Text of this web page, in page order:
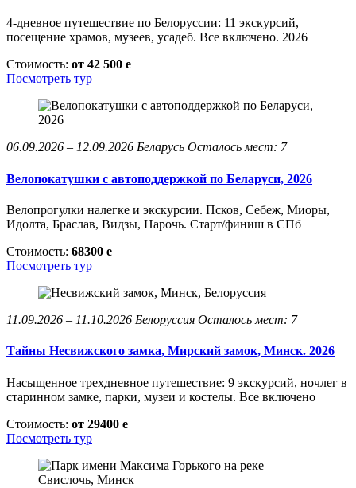
4-дневное путешествие по Белоруссии: 11 экскурсий,
посещение храмов, музеев, усадеб. Все включено. 2026
Стоимость: от 42 500 e
Посмотреть тур
06.09.2026 – 12.09.2026 Беларусь Осталось мест: 7
Велопокатушки с автоподдержкой по Беларуси, 2026
Велопрогулки налегке и экскурсии. Псков, Себеж, Миоры,
Идолта, Браслав, Видзы, Нарочь. Старт/финиш в СПб
Стоимость: 68300 e
Посмотреть тур
11.09.2026 – 11.10.2026 Белоруссия Осталось мест: 7
Тайны Несвижского замка, Мирский замок, Минск. 2026
Насыщенное трехдневное путешествие: 9 экскурсий, ночлег в
старинном замке, парки, музеи и костелы. Все включено
Стоимость: от 29400 e
Посмотреть тур